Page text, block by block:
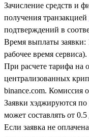
Зачисление средств и
получения транзакцией
подтверждений в
Время выплаты заявки:
рабочее время сервиса).
При расчете тарифа на
централизованных
binance.com. Комиссия
Заявки хэджируются по
может составлять от
Если заявка не